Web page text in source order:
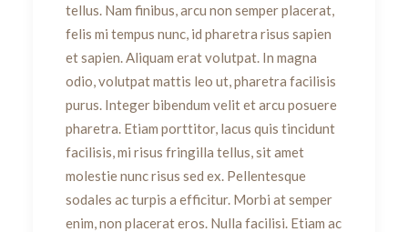
tellus. Nam finibus, arcu non semper placerat,
felis mi tempus nunc, id pharetra risus sapien
et sapien. Aliquam erat volutpat. In magna
odio, volutpat mattis leo ut, pharetra facilisis
purus. Integer bibendum velit et arcu posuere
pharetra. Etiam porttitor, lacus quis tincidunt
facilisis, mi risus fringilla tellus, sit amet
molestie nunc risus sed ex. Pellentesque
sodales ac turpis a efficitur. Morbi at semper
enim, non placerat eros. Nulla facilisi. Etiam ac